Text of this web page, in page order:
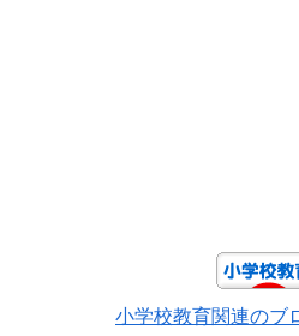
小学校教育関連のブ